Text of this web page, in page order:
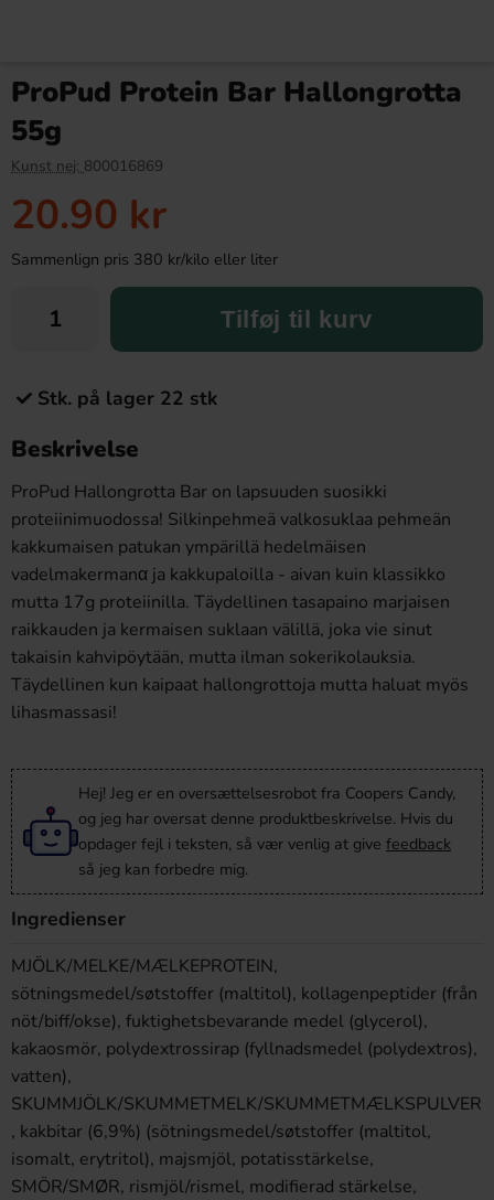
ProPud Protein Bar Hallongrotta
55g
Kunst nej: 800016869
20.90 kr
Sammenlign pris 380 kr/kilo eller liter
Tilføj til kurv
Stk. på lager 22 stk
Beskrivelse
ProPud Hallongrotta Bar on lapsuuden suosikki
proteiinimuodossa! Silkinpehmeä valkosuklaa pehmeän
kakkumaisen patukan ympärillä hedelmäisen
vadelmakermanα ja kakkupaloilla - aivan kuin klassikko
mutta 17g proteiinilla. Täydellinen tasapaino marjaisen
raikkаuden ja kermaisen suklaan välillä, joka vie sinut
takaisin kahvipöytään, mutta ilman sokerikolauksia.
Täydellinen kun kaipaat hallongrottoja mutta haluat myös
lihasmassasi!
Hej! Jeg er en oversættelsesrobot fra Coopers Candy,
og jeg har oversat denne produktbeskrivelse. Hvis du
opdager fejl i teksten, så vær venlig at give feedback
så jeg kan forbedre mig.
Ingredienser
MJÖLK/MELKE/MÆLKEPROTEIN,
sötningsmedel/søtstoffer (maltitol), kollagenpeptider (från
nöt/biff/okse), fuktighetsbevarande medel (glycerol),
kakaosmör, polydextrossirap (fyllnadsmedel (polydextros),
vatten),
SKUMMJÖLK/SKUMMETMELK/SKUMMETMÆLKSPULVER
, kakbitar (6,9%) (sötningsmedel/søtstoffer (maltitol,
isomalt, erytritol), majsmjöl, potatisstärkelse,
SMÖR/SMØR, rismjöl/rismel, modifierad stärkelse,